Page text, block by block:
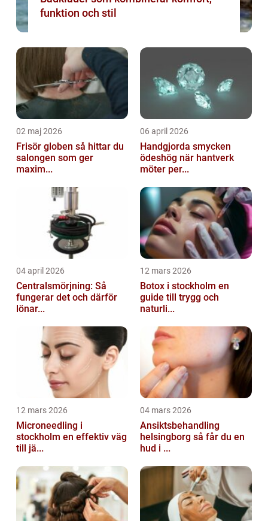
funktion och stil
02 maj 2026
Frisör globen så hittar du
salongen som ger
maxim...
06 april 2026
Handgjorda smycken
ödeshög när hantverk
möter per...
04 april 2026
Centralsmörjning: Så
fungerar det och därför
lönar...
12 mars 2026
Botox i stockholm en
guide till trygg och
naturli...
12 mars 2026
Microneedling i
stockholm en effektiv väg
till jä...
04 mars 2026
Ansiktsbehandling
helsingborg så får du en
hud i ...